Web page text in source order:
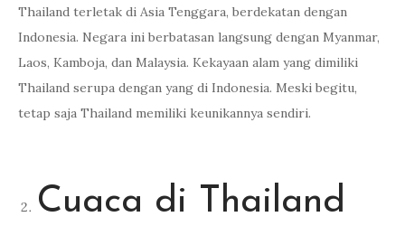
Thailand terletak di Asia Tenggara, berdekatan dengan
Indonesia. Negara ini berbatasan langsung dengan Myanmar,
Laos, Kamboja, dan Malaysia. Kekayaan alam yang dimiliki
Thailand serupa dengan yang di Indonesia. Meski begitu,
tetap saja Thailand memiliki keunikannya sendiri.
Cuaca di Thailand